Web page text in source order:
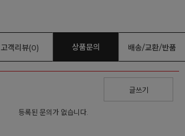
고객리뷰(0) 상품문의 배송/교환/반품
글쓰기
등록된 문의가 없습니다.